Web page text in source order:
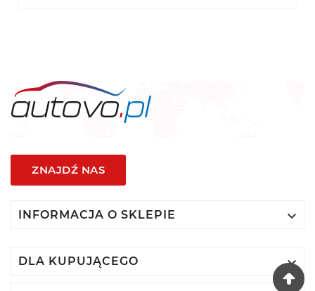
ZNAJDŹ NAS
INFORMACJA O SKLEPIE 
DLA KUPUJĄCEGO 